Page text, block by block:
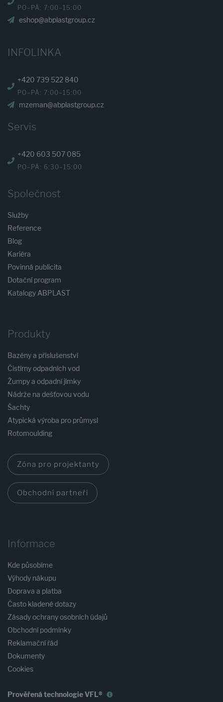
PO–PÁ: 7:00–15:00
eshop@abplastgroup.cz
INFOLINKA
+420 739 522 840
PO–PÁ: 7:00–15:00
mzeman@abplastgroup.cz
Servis
+420 603 507 085
PO–PÁ: 6:30–15:00
Společnost
Služby
Reference
Blog
Kariéra
Povinná publicita
Dotační program
Katalogy ABPLAST
Produkty
Bazény a příslušenství
Čistírny odpadních vod
Žumpy a odpadní jímky
Nádrže na dešťovou vodu
Šachty
Atypická výroba pro průmysl
Rotomoulding
Zóna pro projektanty
Obchodní partneři
Informace
Kde působíme
Výhody nákupu
Doprava a platba
Často kladené dotazy
Zásady ochrany osobních údajů
Obchodní podmínky
Reklamační řád
Dokumenty
Cookies
Prověřená technologie VFL®